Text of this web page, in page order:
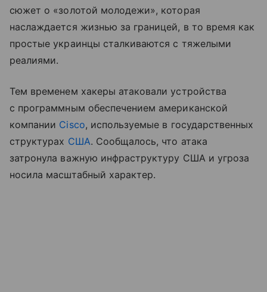
сюжет о «золотой молодежи», которая
наслаждается жизнью за границей, в то время как
простые украинцы сталкиваются с тяжелыми
реалиями.
Тем временем хакеры атаковали устройства
с программным обеспечением американской
компании Cisco, используемые в государственных
структурах США. Сообщалось, что атака
затронула важную инфраструктуру США и угроза
носила масштабный характер.